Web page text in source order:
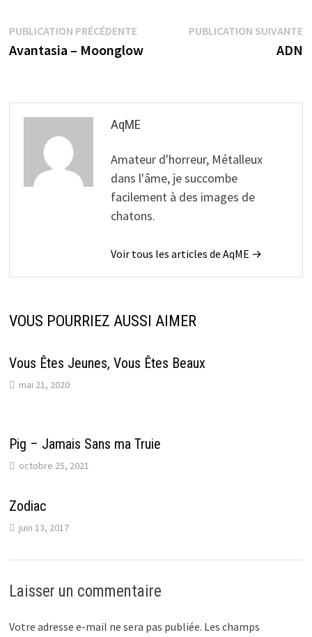
Navigation
de
PUBLICATION PRÉCÉDENTEPublication
précédente :
Avantasia – Moonglow
PUBLICATION SUIVANTE
ADN
AqME
Amateur d'horreur, Métalleux
dans l'âme, je succombe
facilement à des images de
chatons.
Voir tous les articles de AqME →
VOUS POURRIEZ AUSSI AIMER
Vous Êtes Jeunes, Vous Êtes Beaux
mai 21, 2020
Pig – Jamais Sans ma Truie
octobre 25, 2021
Zodiac
juin 13, 2017
Laisser un commentaire
Votre adresse e-mail ne sera pas publiée. Les champs